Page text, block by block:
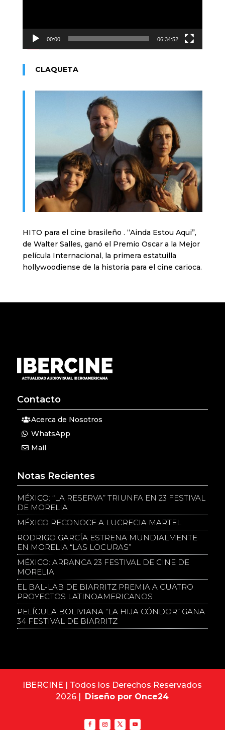
00:00 06:34:52
CLAQUETA
HITO para el cine brasileño . “Ainda Estou Aqui”,
de Walter Salles, ganó el Premio Oscar a la Mejor
película Internacional, la primera estatuilla
hollywoodiense de la historia para el cine carioca.
Contacto
Acerca de Nosotros
WhatsApp
Mail
Notas Recientes
MÉXICO: “LA RESERVA” TRIUNFA EN 23 FESTIVAL
DE MORELIA
MÉXICO RECONOCE A LUCRECIA MARTEL
RODRIGO GARCÍA ESTRENA MUNDIALMENTE
EN MORELIA “LAS LOCURAS”
MÉXICO: ARRANCA 23 FESTIVAL DE CINE DE
MORELIA
EL BAL-LAB DE BIARRITZ PREMIA A CUATRO
PROYECTOS LATINOAMERICANOS
PELÍCULA BOLIVIANA “LA HIJA CÓNDOR” GANA
34 FESTIVAL DE BIARRITZ
IBERCINE | Todos los Derechos Reservados
2026 | Diseño por Once24